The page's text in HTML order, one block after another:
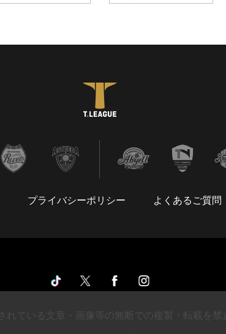
プライバシーポリシー よくあるご質問
れている文章・画像等の無断での複製・転載を禁